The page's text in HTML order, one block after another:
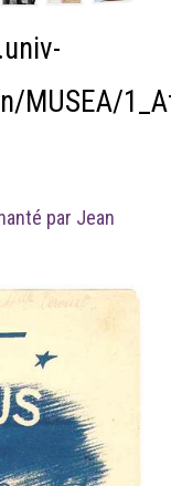
MUSEA/
par Jean